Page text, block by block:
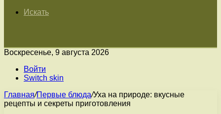
Искать
Воскресенье, 9 августа 2026
Войти
Switch skin
Главная/Первые блюда/Уха на природе: вкусные
рецепты и секреты приготовления